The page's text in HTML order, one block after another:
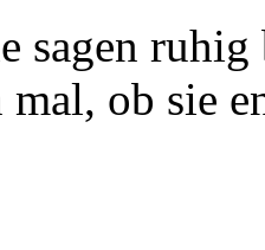
sagen
mal, ob sie